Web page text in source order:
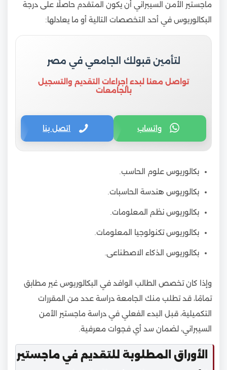
ماجستير الأمن السيبراني أن يكون المتقدم حاصلًا على درجة
البكالوريوس في أحد التخصصات التالية أو ما يعادلها:
لتأمين قبولك الجامعي في مصر
تواصل معنا لبدء إجراءات التقديم والتسجيل
بالجامعات
واتساب اتصل بنا
بكالوريوس علوم الحاسب.
بكالوريوس هندسة الحاسبات.
بكالوريوس نظم المعلومات.
بكالوريوس تكنولوجيا المعلومات.
بكالوريوس الذكاء الاصطناعى.
وإذا كان تخصص الطالب الوافد في البكالوريوس غير مطابق
تمامًا، قد تطلب منك الجامعة دراسة عدد من المقررات
التكميلية، قبل البدء الفعلي في دراسة ماجستير الأمن
السيبراني، لضمان سد أي فجوات معرفية.
الأوراق المطلوبة للتقديم في ماجستير